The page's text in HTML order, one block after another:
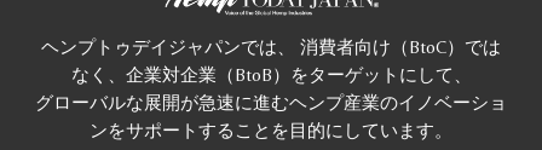
ヘンプトゥデイジャパンでは、 消費者向け（BtoC）では
なく、企業対企業（BtoB）をターゲットにして、
グローバルな展開が急速に進むヘンプ産業のイノベーショ
ンをサポートすることを目的にしています。